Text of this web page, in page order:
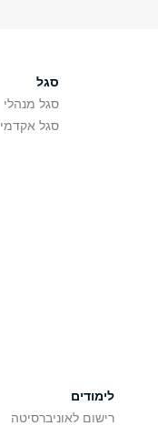
סגל
סגל מנהלי
סגל אקדמי
לימודים
רישום לאוניברסיטה